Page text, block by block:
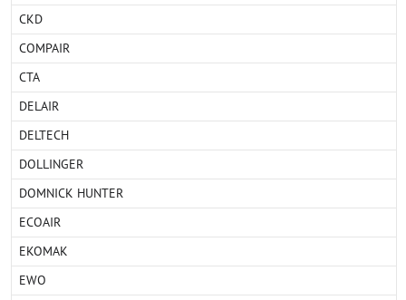
CKD
COMPAIR
CTA
DELAIR
DELTECH
DOLLINGER
DOMNICK HUNTER
ECOAIR
EKOMAK
EWO